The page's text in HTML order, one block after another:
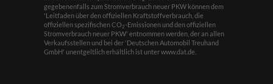
gegebenenfalls zum Stromverbrauch neuer PKW können dem
'Leitfaden über den offiziellen Kraftstoffverbrauch, die
offiziellen spezifischen CO2-Emissionen und den offiziellen
Stromverbrauch neuer PKW' entnommen werden, der an allen
Verkaufsstellen und bei der 'Deutschen Automobil Treuhand
GmbH' unentgeltlich erhältlich ist unter www.dat.de.